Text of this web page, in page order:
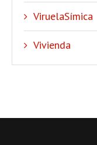
ViruelaSímica
Vivienda